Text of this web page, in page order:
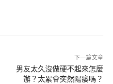
下一篇文章
男友太久沒做硬不起來怎麼
辦？太累會突然陽痿嗎？